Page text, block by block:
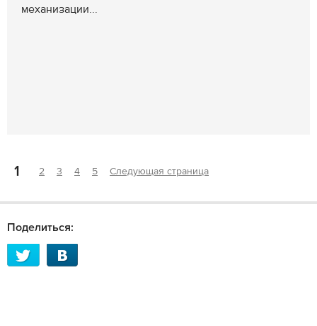
механизации...
1 2 3 4 5 Следующая страница
Поделиться: